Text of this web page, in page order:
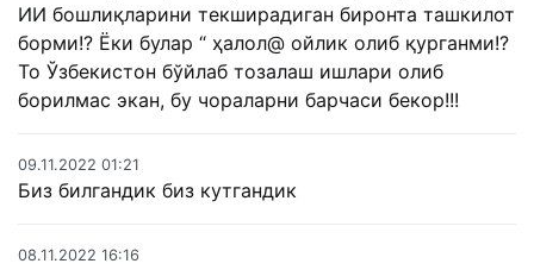
ИИ бошлиқларини текширадиган биронта ташкилот
борми!? Ёки булар “ ҳалол@ ойлик олиб қурганми!?
То Ўзбекистон бўйлаб тозалаш ишлари олиб
борилмас экан, бу чораларни барчаси бекор!!!
09.11.2022 01:21
Биз билгандик биз кутгандик
08.11.2022 16:16